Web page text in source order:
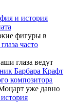
и история
фигуры в
часто
глаза ведут
Барбара Крафт
композитора
уже давно